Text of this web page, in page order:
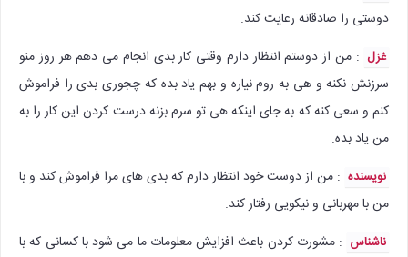
دوستی را صادقانه رعایت کند.
غزل : من از دوستم انتظار دارم وقتی کار بدی انجام می دهم هر روز منو
سرزنش نکنه و هی به روم نیاره و بهم یاد بده که چجوری بدی را فراموش
کنم و سعی کنه که به جای اینکه هی تو سرم بزنه درست کردن این کار را به
من یاد بده.
نویسنده : من از دوست خود انتظار دارم که بدی های مرا فراموش کند و با
من با مهربانی و نیکویی رفتار کند.
ناشناس : مشورت کردن باعث افزایش معلومات ما می شود با کسانی که با